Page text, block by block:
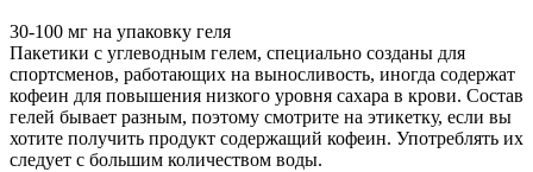
30-100 мг на упаковку геля
Пакетики с углеводным гелем, специально созданы для
спортсменов, работающих на выносливость, иногда содержат
кофеин для повышения низкого уровня сахара в крови. Состав
гелей бывает разным, поэтому смотрите на этикетку, если вы
хотите получить продукт содержащий кофеин. Употреблять их
следует с большим количеством воды.